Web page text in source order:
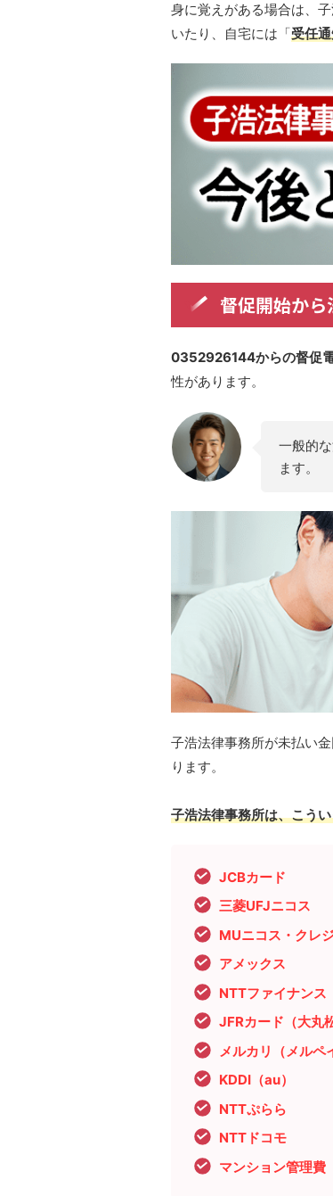
身に覚えがある場合は、
いたり、自宅には「受任
督促開始か
0352926144からの督促
性があります。
一般的
ます。
子浩法律事務所が未払い
ります。
子浩法律事務所は、こう
JCBカード
三菱UFJニコス
MUニコス・クレ
アメックス
NTTファイナンス
JFRカード（大丸
メルカリ（メルペ
KDDI（au）
NTTぷらら
NTTドコモ
マンション管理費